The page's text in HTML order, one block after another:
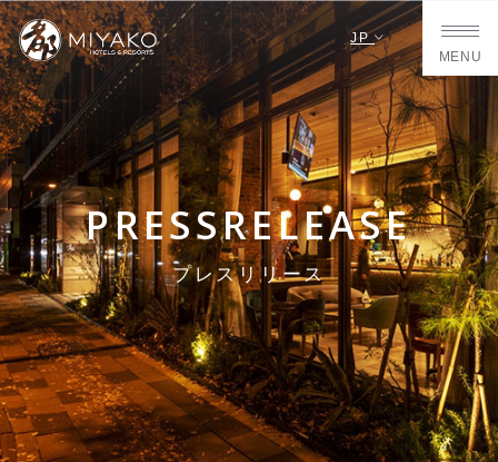
JP
MENU
PRESSRELEASE
プレスリリース